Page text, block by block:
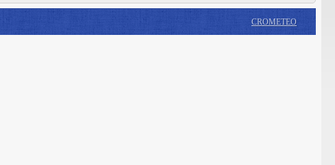
CROMETEO